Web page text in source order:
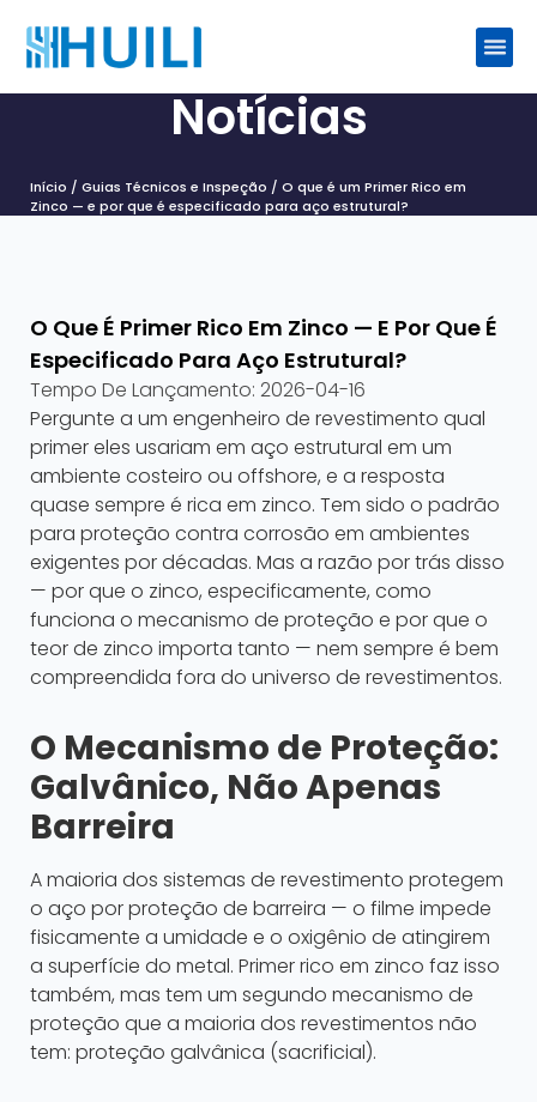
Notícias
Início / Guias Técnicos e Inspeção / O que é um Primer Rico em
Zinco — e por que é especificado para aço estrutural?
O Que É Primer Rico Em Zinco — E Por Que É
Especificado Para Aço Estrutural?
Tempo De Lançamento: 2026-04-16
Pergunte a um engenheiro de revestimento qual
primer eles usariam em aço estrutural em um
ambiente costeiro ou offshore, e a resposta
quase sempre é rica em zinco. Tem sido o padrão
para proteção contra corrosão em ambientes
exigentes por décadas. Mas a razão por trás disso
— por que o zinco, especificamente, como
funciona o mecanismo de proteção e por que o
teor de zinco importa tanto — nem sempre é bem
compreendida fora do universo de revestimentos.
O Mecanismo de Proteção:
Galvânico, Não Apenas
Barreira
A maioria dos sistemas de revestimento protegem
o aço por proteção de barreira — o filme impede
fisicamente a umidade e o oxigênio de atingirem
a superfície do metal. Primer rico em zinco faz isso
também, mas tem um segundo mecanismo de
proteção que a maioria dos revestimentos não
tem: proteção galvânica (sacrificial).